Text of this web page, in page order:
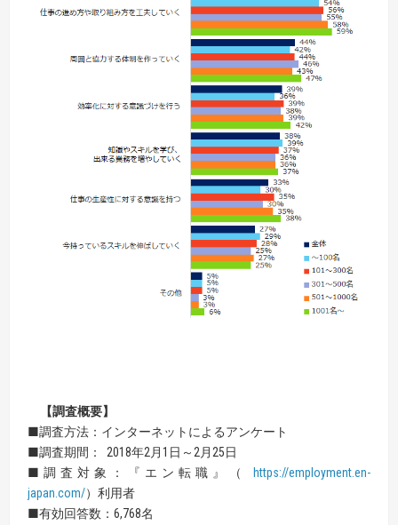
【調査概要】
■調査方法：インターネットによるアンケート
■調査期間： 2018年2月1日～2月25日
■調査対象：『エン転職』（
https://employment.en-
japan.com/）利用者
■有効回答数：6,768名